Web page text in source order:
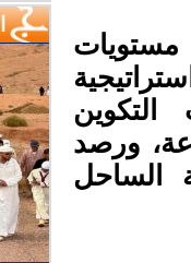
ورصد
الساحل